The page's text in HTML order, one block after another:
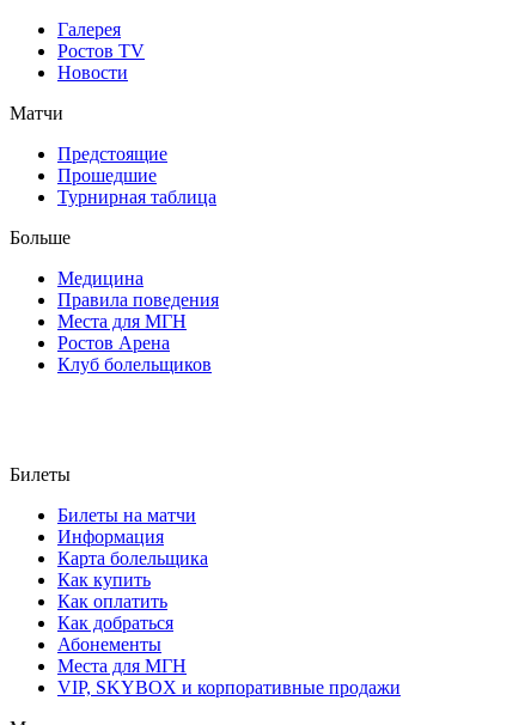
Галерея
Ростов TV
Новости
Матчи
Предстоящие
Прошедшие
Турнирная таблица
Больше
Медицина
Правила поведения
Места для МГН
Ростов Арена
Клуб болельщиков
Билеты
Билеты на матчи
Информация
Карта болельщика
Как купить
Как оплатить
Как добраться
Абонементы
Места для МГН
VIP, SKYBOX и корпоративные продажи